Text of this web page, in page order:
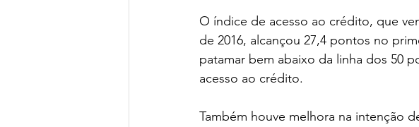
O índice de acesso ao crédito, que
de 2016, alcançou 27,4 pontos no
patamar bem abaixo da linha dos 50
acesso ao crédito.
Também houve melhora na intenção